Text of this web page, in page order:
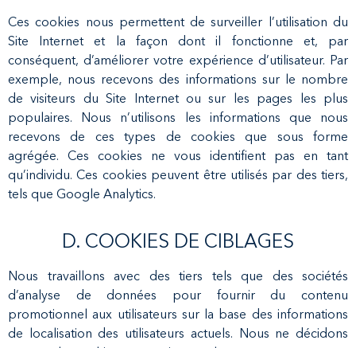
Ces cookies nous permettent de surveiller l’utilisation du
Site Internet et la façon dont il fonctionne et, par
conséquent, d’améliorer votre expérience d’utilisateur. Par
exemple, nous recevons des informations sur le nombre
de visiteurs du Site Internet ou sur les pages les plus
populaires. Nous n’utilisons les informations que nous
recevons de ces types de cookies que sous forme
agrégée. Ces cookies ne vous identifient pas en tant
qu’individu. Ces cookies peuvent être utilisés par des tiers,
tels que Google Analytics.
D. COOKIES DE CIBLAGES
Nous travaillons avec des tiers tels que des sociétés
d’analyse de données pour fournir du contenu
promotionnel aux utilisateurs sur la base des informations
de localisation des utilisateurs actuels. Nous ne décidons